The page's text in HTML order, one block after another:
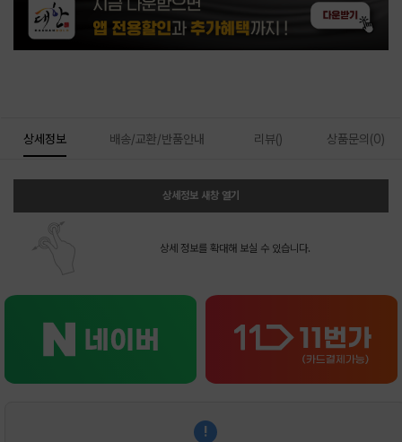
상세정보 배송/교환/반품안내 리뷰() 상품문의(0)
상세정보 새창 열기
상세 정보를 확대해 보실 수 있습니다.
!